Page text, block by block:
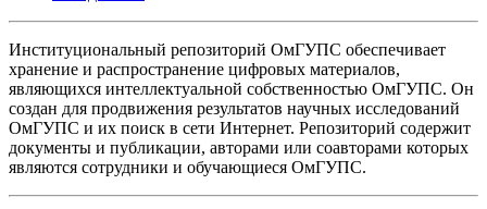
Институциональный репозиторий ОмГУПС обеспечивает
хранение и распространение цифровых материалов,
являющихся интеллектуальной собственностью ОмГУПС. Он
создан для продвижения результатов научных исследований
ОмГУПС и их поиск в сети Интернет. Репозиторий содержит
документы и публикации, авторами или соавторами которых
являются сотрудники и обучающиеся ОмГУПС.